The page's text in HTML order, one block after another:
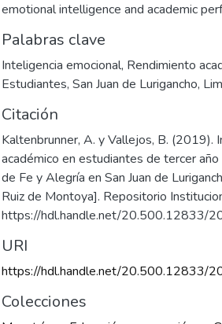
emotional intelligence and academic
Palabras clave
Inteligencia emocional, Rendimiento
Estudiantes, San Juan de Lurigancho,
Citación
Kaltenbrunner, A. y Vallejos, B. (2019).
académico en estudiantes de tercer
de Fe y Alegría en San Juan de
Ruiz de Montoya]. Repositorio
https://hdl.handle.net/20.500.12833/
URI
https://hdl.handle.net/20.500.12833/
Colecciones